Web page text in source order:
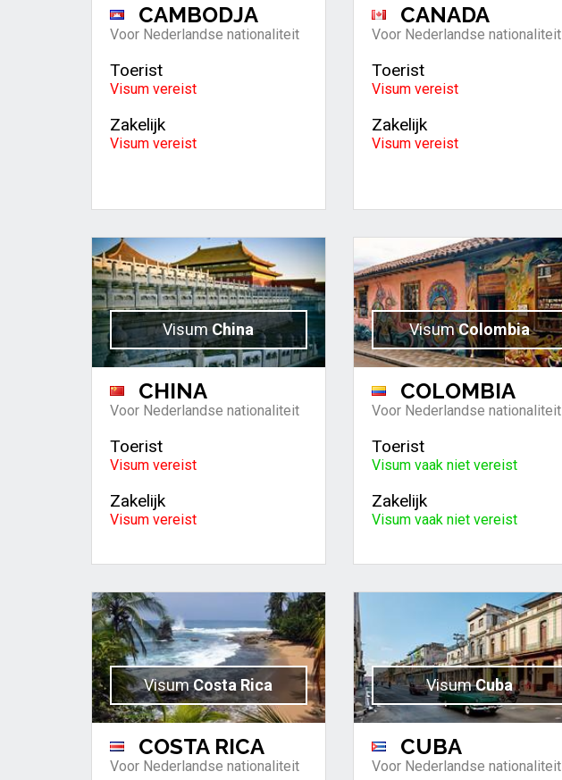
CAMBODJA
Voor Nederlandse nationaliteit
Toerist
Visum vereist
Zakelijk
Visum vereist
CANADA
Voor Nederlandse nationaliteit
Toerist
Visum vereist
Zakelijk
Visum vereist
Visum China
CHINA
Voor Nederlandse nationaliteit
Toerist
Visum vereist
Zakelijk
Visum vereist
VisumColombia
COLOMBIA
Voor Nederlandse nationaliteit
Toerist
Visum vaak niet vereist
Zakelijk
Visum vaak niet vereist
VisumCosta Rica
COSTA RICA
Voor Nederlandse nationaliteit
VisumCuba
CUBA
Voor Nederlandse nationaliteit